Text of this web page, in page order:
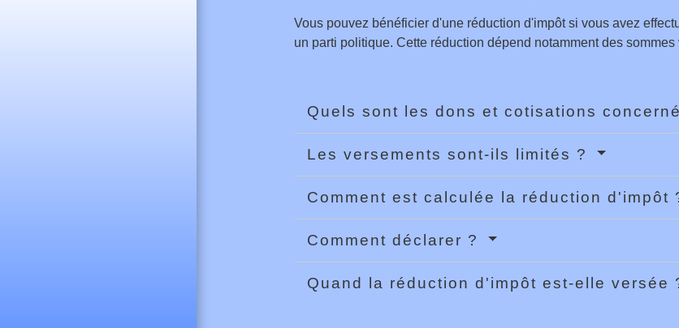
Vous pouvez bénéficier d'une réduction d'impôt si vous avez
un parti politique. Cette réduction dépend notamment des
Quels sont les dons et cotisations
Les versements sont-ils limités ?
Comment est calculée la réduction d'impôt
Comment déclarer ?
Quand la réduction d'impôt est-elle versée